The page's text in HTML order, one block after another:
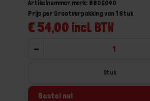
Artikelnummer merk: 8806040
€ 54,00 incl. BTW
Prijs per Grootverpakking van 1 Stuk
-
Bestel nu!